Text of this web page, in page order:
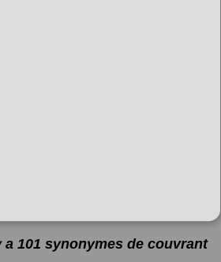
a 101 synonymes de couvrant